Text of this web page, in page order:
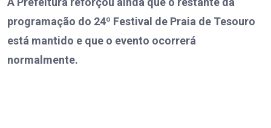
programação do 24º Festival de Praia de Tesouro
está mantido e que o evento ocorrerá
normalmente.